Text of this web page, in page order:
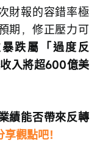
財報的容錯率極
期，修正壓力可
跌屬「過度反
入將超600億美
績能否帶來反轉
觀點吧！